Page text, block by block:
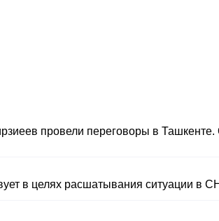
провели переговоры в Ташкенте.
в целях расшатывания ситуации в